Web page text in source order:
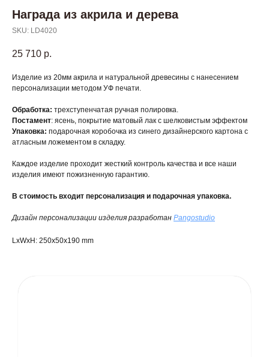
Награда из акрила и дерева
SKU: LD4020
25 710 р.
Изделие из 20мм акрила и натуральной древесины с нанесением
персонализации методом УФ печати.
Обработка: трехступенчатая ручная полировка.
Постамент: ясень, покрытие матовый лак с шелковистым эффектом
Упаковка: подарочная коробочка из синего дизайнерского картона с
атласным ложементом в складку.
Каждое изделие проходит жесткий контроль качества и все наши
изделия имеют пожизненную гарантию.
В стоимость входит персонализация и подарочная упаковка.
Дизайн персонализации изделия разработан Pangostudio
LxWxH: 250x50x190 mm